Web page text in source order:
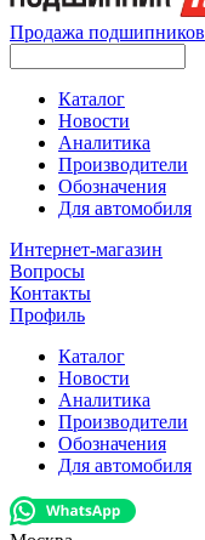
Продажа подшипников
Каталог
Новости
Аналитика
Производители
Обозначения
Для автомобиля
Интернет-магазин
Вопросы
Контакты
Профиль
Каталог
Новости
Аналитика
Производители
Обозначения
Для автомобиля